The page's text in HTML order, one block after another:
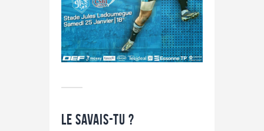
Le savais-tu ?